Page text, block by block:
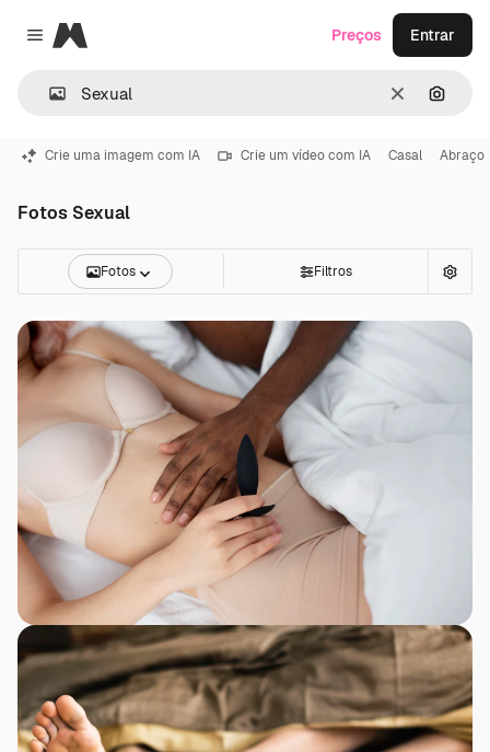
Close menu
Magnific
Limpar
Preços Entrar
Crie uma imagem com IA Crie um vídeo com IA Casal Abraço
Fotos Sexual
Fotos Filtros